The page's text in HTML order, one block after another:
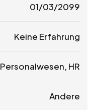
01/03/2099
Keine Erfahrung
Personalwesen, HR
Andere